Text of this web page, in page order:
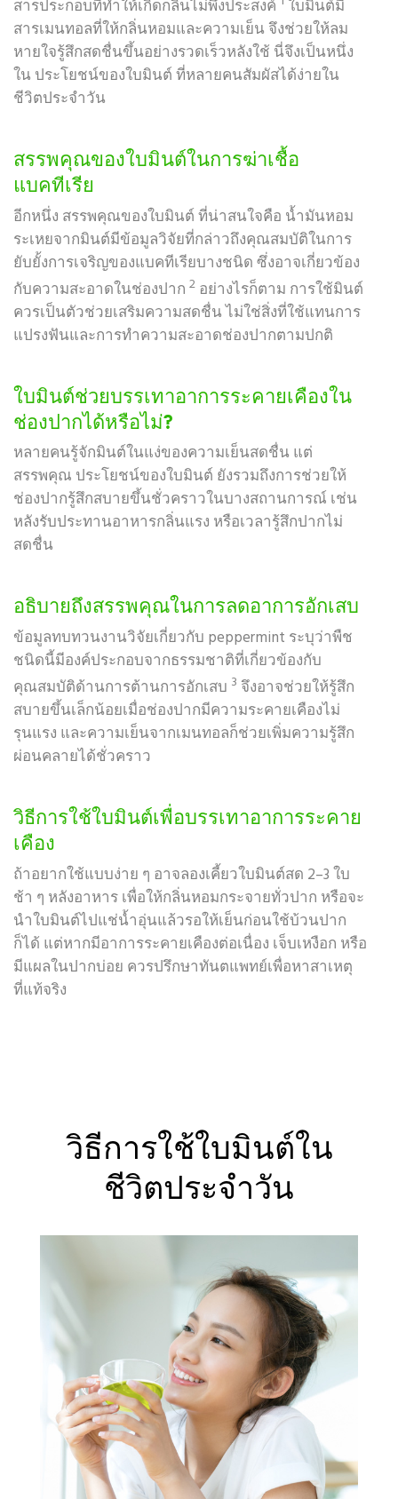
สารประกอบที่ทำให้เกิดกลิ่นไม่พึงประสงค์ ใบมินต์มี
สารเมนทอลที่ให้กลิ่นหอมและความเย็น จึงช่วยให้ลม
หายใจรู้สึกสดชื่นขึ้นอย่างรวดเร็วหลังใช้ นี่จึงเป็นหนึ่ง
ใน ประโยชน์ของใบมินต์ ที่หลายคนสัมผัสได้ง่ายใน
ชีวิตประจำวัน
สรรพคุณของใบมินต์ในการฆ่าเชื้อ
แบคทีเรีย
อีกหนึ่ง สรรพคุณของใบมินต์ ที่น่าสนใจคือ น้ำมันหอม
ระเหยจากมินต์มีข้อมูลวิจัยที่กล่าวถึงคุณสมบัติในการ
ยับยั้งการเจริญของแบคทีเรียบางชนิด ซึ่งอาจเกี่ยวข้อง
กับความสะอาดในช่องปาก 2 อย่างไรก็ตาม การใช้มินต์
ควรเป็นตัวช่วยเสริมความสดชื่น ไม่ใช่สิ่งที่ใช้แทนการ
แปรงฟันและการทำความสะอาดช่องปากตามปกติ
ใบมินต์ช่วยบรรเทาอาการระคายเคืองใน
ช่องปากได้หรือไม่?
หลายคนรู้จักมินต์ในแง่ของความเย็นสดชื่น แต่
สรรพคุณ ประโยชน์ของใบมินต์ ยังรวมถึงการช่วยให้
ช่องปากรู้สึกสบายขึ้นชั่วคราวในบางสถานการณ์ เช่น
หลังรับประทานอาหารกลิ่นแรง หรือเวลารู้สึกปากไม่
สดชื่น
อธิบายถึงสรรพคุณในการลดอาการอักเสบ
ข้อมูลทบทวนงานวิจัยเกี่ยวกับ peppermint ระบุว่าพืช
ชนิดนี้มีองค์ประกอบจากธรรมชาติที่เกี่ยวข้องกับ
คุณสมบัติด้านการต้านการอักเสบ 3 จึงอาจช่วยให้รู้สึก
สบายขึ้นเล็กน้อยเมื่อช่องปากมีความระคายเคืองไม่
รุนแรง และความเย็นจากเมนทอลก็ช่วยเพิ่มความรู้สึก
ผ่อนคลายได้ชั่วคราว
วิธีการใช้ใบมินต์เพื่อบรรเทาอาการระคาย
เคือง
ถ้าอยากใช้แบบง่าย ๆ อาจลองเคี้ยวใบมินต์สด 2–3 ใบ
ช้า ๆ หลังอาหาร เพื่อให้กลิ่นหอมกระจายทั่วปาก หรือจะ
นำใบมินต์ไปแช่น้ำอุ่นแล้วรอให้เย็นก่อนใช้บ้วนปาก
ก็ได้ แต่หากมีอาการระคายเคืองต่อเนื่อง เจ็บเหงือก หรือ
มีแผลในปากบ่อย ควรปรึกษาทันตแพทย์เพื่อหาสาเหตุ
ที่แท้จริง
วิธีการใช้ใบมินต์ใน
ชีวิตประจำวัน